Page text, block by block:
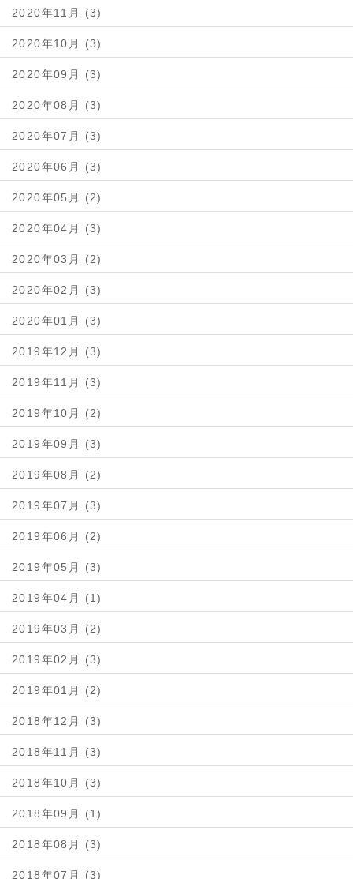
2020年11月 (3)
2020年10月 (3)
2020年09月 (3)
2020年08月 (3)
2020年07月 (3)
2020年06月 (3)
2020年05月 (2)
2020年04月 (3)
2020年03月 (2)
2020年02月 (3)
2020年01月 (3)
2019年12月 (3)
2019年11月 (3)
2019年10月 (2)
2019年09月 (3)
2019年08月 (2)
2019年07月 (3)
2019年06月 (2)
2019年05月 (3)
2019年04月 (1)
2019年03月 (2)
2019年02月 (3)
2019年01月 (2)
2018年12月 (3)
2018年11月 (3)
2018年10月 (3)
2018年09月 (1)
2018年08月 (3)
2018年07月 (3)